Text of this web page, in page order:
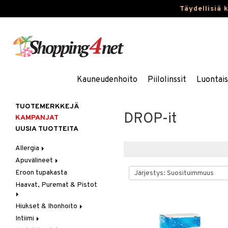
Täydellisiä
Kauneudenhoito Piilolinssit
DROP-it
TUOTEMERKKEJÄ
KAMPANJAT
UUSIA TUOTTEITA
Allergia
Nenäsuihkeet
Silmätipat
Apuvälineet
Hygienia
Kävely & Seisominen
Saa kiinni & Ylety
Eroon tupakasta
Haavat, Puremat & Pistot
Ensiapu
Haavat
Hiukset & Ihonhoito
Erityistuotteet
Intiimi